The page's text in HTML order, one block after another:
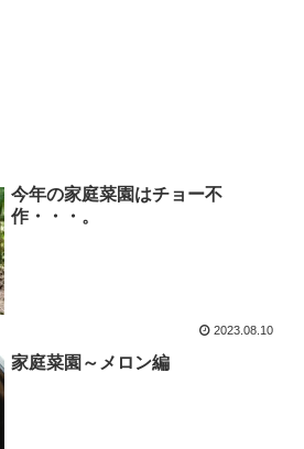
今年の家庭菜園はチョー不
作・・・。
2023.08.10
家庭菜園～メロン編